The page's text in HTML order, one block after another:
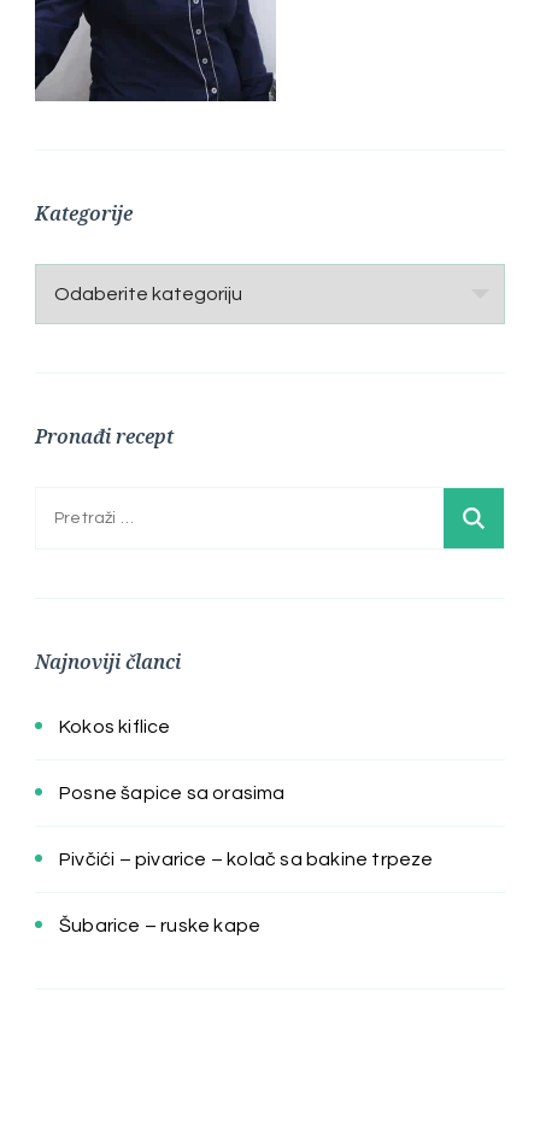
Kategorije
Kategorije
Pronađi recept
Pretraga:
Najnoviji članci
Kokos kiflice
Posne šapice sa orasima
Pivčići – pivarice – kolač sa bakine trpeze
Šubarice – ruske kape